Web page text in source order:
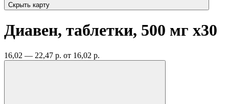
Скрыть карту
Диавен, таблетки, 500 мг x30
16,02 — 22,47 р. от 16,02 р.